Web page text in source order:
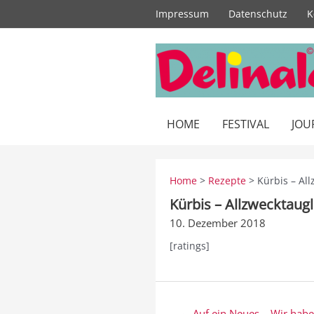
Impressum Datenschutz
HOME FESTIVAL
Home > Rezepte > Kürbis –
Kürbis –
10. Dezember 2018
[ratings]
Beitragsnavigation